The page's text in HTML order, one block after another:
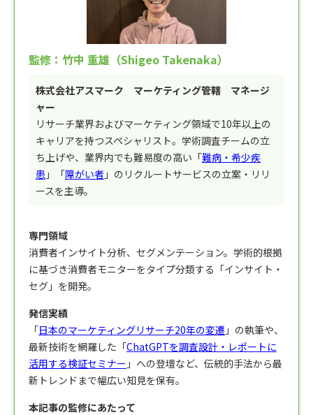
監修：竹中 重雄（Shigeo Takenaka）
株式会社アスマーク マーケティング管轄 マネージ
ャー
リサーチ業界およびマーケティング領域で10年以上の
キャリアを持つスペシャリスト。学術調査チームの立
ち上げや、業界内でも難易度の高い「難病・希少疾
患 」「障がい者 」のリクルートサービスの立案・リリ
ースを主導。
専門領域
消費者インサイト分析、セグメンテーション。学術的根拠
に基づき消費者モニターをタイプ分類する「インサイト・
セグ」を開発。
発信実績
「日本のマーケティングリサーチ20年の変遷 」の執筆や、
最新技術を網羅した「ChatGPTを調査設計・レポートに
活用する検証セミナー 」への登壇など、伝統的手法から最
新トレンドまで幅広い知見を保有。
本記事の監修にあたって